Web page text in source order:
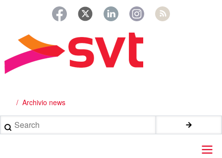
principale
Briciole
di
pane
Archivio news
Search